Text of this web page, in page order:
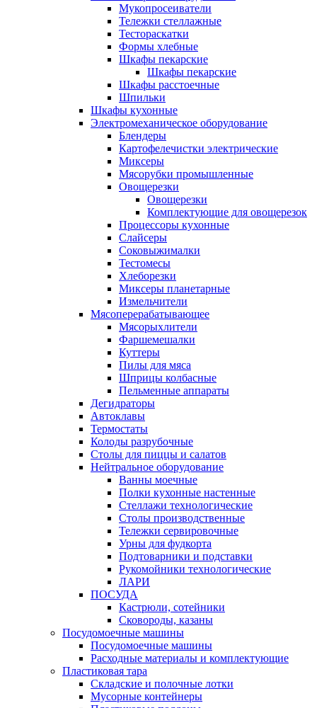
Мукопросеиватели
Тележки стеллажные
Тестораскатки
Формы хлебные
Шкафы пекарские
Шкафы пекарские
Шкафы расстоечные
Шпильки
Шкафы кухонные
Электромеханическое оборудование
Блендеры
Картофелечистки электрические
Миксеры
Мясорубки промышленные
Овощерезки
Овощерезки
Комплектующие для овощерезок
Процессоры кухонные
Слайсеры
Соковыжималки
Тестомесы
Хлеборезки
Миксеры планетарные
Измельчители
Мясоперерабатывающее
Мясорыхлители
Фаршемешалки
Куттеры
Пилы для мяса
Шприцы колбасные
Пельменные аппараты
Дегидраторы
Автоклавы
Термостаты
Колоды разрубочные
Столы для пиццы и салатов
Нейтральное оборудование
Ванны моечные
Полки кухонные настенные
Стеллажи технологические
Столы производственные
Тележки сервировочные
Урны для фудкорта
Подтоварники и подставки
Рукомойники технологические
ЛАРИ
ПОСУДА
Кастрюли, сотейники
Сковороды, казаны
Посудомоечные машины
Посудомоечные машины
Расходные материалы и комплектующие
Пластиковая тара
Складские и полочные лотки
Мусорные контейнеры